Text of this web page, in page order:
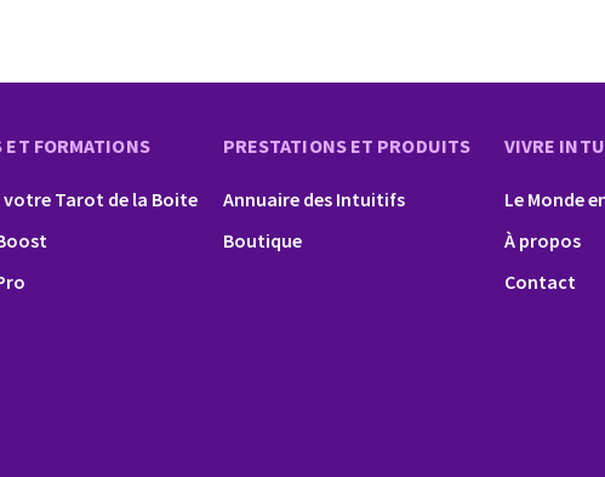
ET FORMATIONS
Tarot de la Boite
PRESTATIONS ET PRODUITS
Annuaire des Intuitifs
Boutique
VIVRE
Le Monde
À propos
Contact